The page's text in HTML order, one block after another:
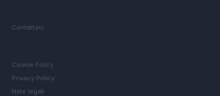
Contattaci
Cookie Policy
Privacy Policy
Note legali